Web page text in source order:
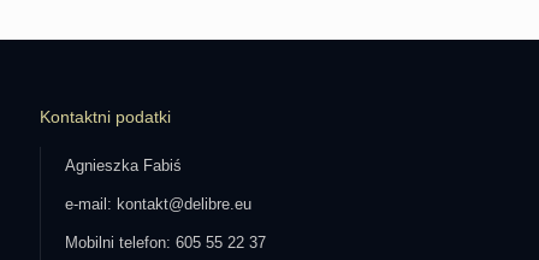
Kontaktni podatki
Agnieszka Fabiś
e-mail: kontakt@delibre.eu
Mobilni telefon: 605 55 22 37